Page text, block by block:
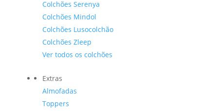
Colchões Serenya
Colchões Mindol
Colchões Lusocolchão
Colchões Zleep
Ver todos os colchões
Extras
Almofadas
Toppers